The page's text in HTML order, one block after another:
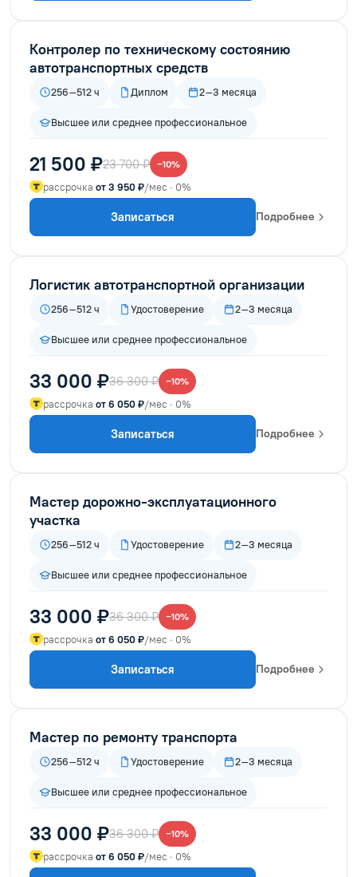
Контролер по техническому состоянию
автотранспортных средств
256–512 ч Диплом 2–3 месяца
Высшее или среднее профессиональное
21 500 ₽23 700 ₽ −10%
рассрочка от 3 950 ₽/мес · 0%
Записаться Подробнее
Логистик автотранспортной организации
256–512 ч Удостоверение 2–3 месяца
Высшее или среднее профессиональное
33 000 ₽36 300 ₽ −10%
рассрочка от 6 050 ₽/мес · 0%
Записаться Подробнее
Мастер дорожно-эксплуатационного
участка
256–512 ч Удостоверение 2–3 месяца
Высшее или среднее профессиональное
33 000 ₽36 300 ₽ −10%
рассрочка от 6 050 ₽/мес · 0%
Записаться Подробнее
Мастер по ремонту транспорта
256–512 ч Удостоверение 2–3 месяца
Высшее или среднее профессиональное
33 000 ₽36 300 ₽ −10%
рассрочка от 6 050 ₽/мес · 0%